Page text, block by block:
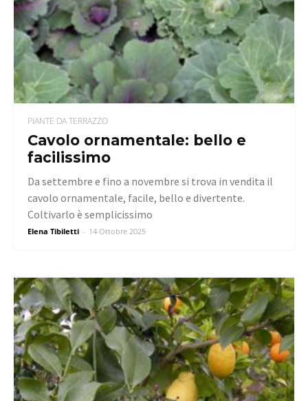
PIANTE DA TERRAZZO
Cavolo ornamentale: bello e
facilissimo
Elena Tibiletti - 14 Ottobre 2025
Da settembre e fino a novembre si trova in vendita il
cavolo ornamentale, facile, bello e divertente.
Coltivarlo è semplicissimo